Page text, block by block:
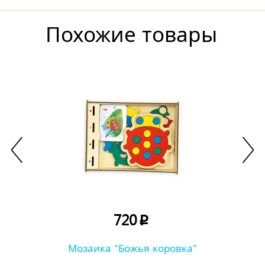
Похожие товары
720p
Мозаика "Божья коровка"